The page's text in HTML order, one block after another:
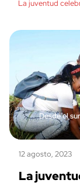
La juventud
Desde el
12 agosto, 2023
La